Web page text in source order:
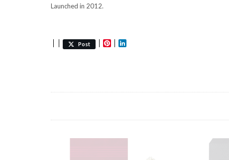
Launched in 2012.
Post Pinterest